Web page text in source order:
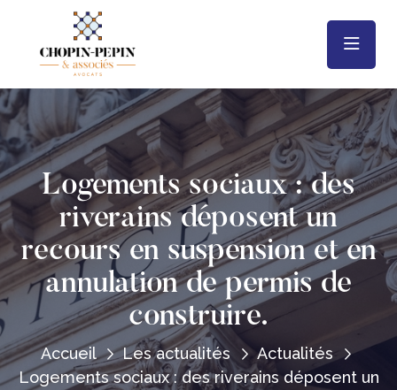
Logements sociaux : des
riverains déposent un
recours en suspension et en
annulation de permis de
construire.
Accueil Les actualités
Actualités
Logements sociaux : des riverains déposent un